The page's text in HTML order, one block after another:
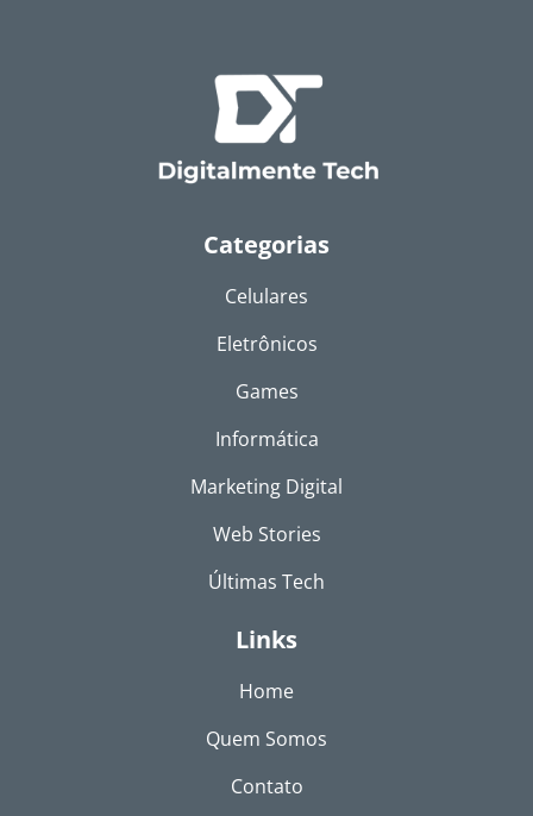
Categorias
Celulares
Eletrônicos
Games
Informática
Marketing Digital
Web Stories
Últimas Tech
Links
Home
Quem Somos
Contato